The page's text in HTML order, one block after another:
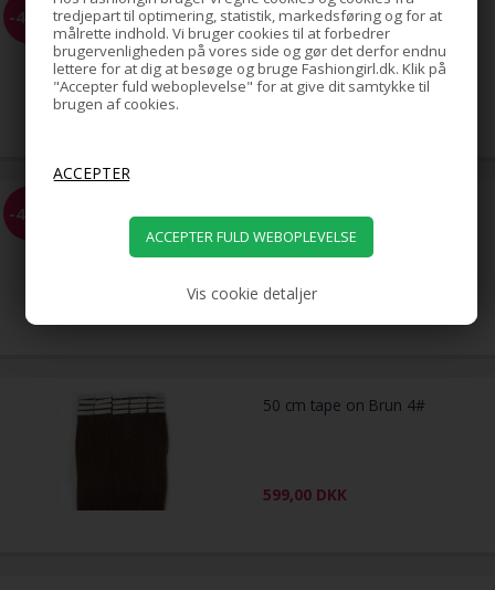
tredjepart til optimering, statistik, markedsføring og for at
målrette indhold. Vi bruger cookies til at forbedrer
brugervenligheden på vores side og gør det derfor endnu
lettere for at dig at besøge og bruge Fashiongirl.dk. Klik på
"Accepter fuld weboplevelse" for at give dit samtykke til
brugen af cookies.
Vis cookie detaljer
-41% Topsy Tail - Pakke med 2 stk
49,00
-40%
249,00
50 cm tape on Brun 4#
599,00 DKK